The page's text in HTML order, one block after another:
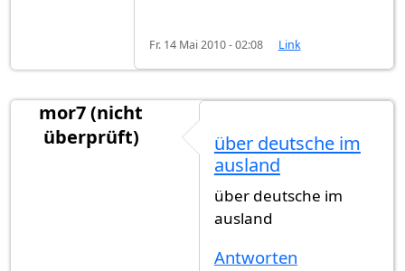
Fr. 14 Mai 2010 - 02:08 Link
mor7 (nicht
überprüft)
über deutsche im
ausland
über deutsche im
ausland
Antworten